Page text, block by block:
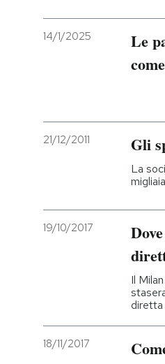
14/1/2025
Le
21/12/2011 Gli
La
19/10/2017
Il
diretta
18/11/2017